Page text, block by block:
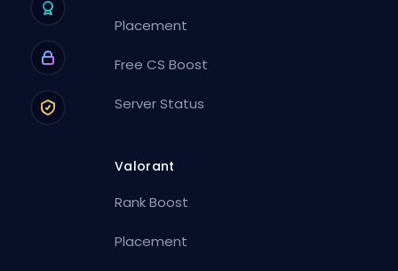
Placement
Free CS Boost
Server Status
Valorant
Rank Boost
Placement